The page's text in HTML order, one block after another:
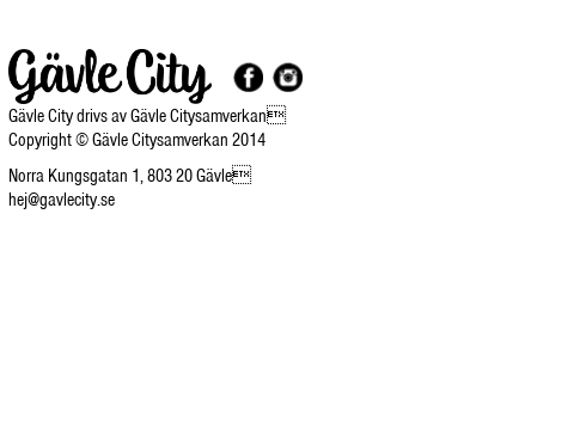
Gävle City drivs av Gävle Citysamverkan
Copyright © Gävle Citysamverkan 2014
Norra Kungsgatan 1, 803 20 Gävle
hej@gavlecity.se